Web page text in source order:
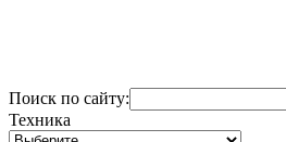
Поиск по сайту:
Техника